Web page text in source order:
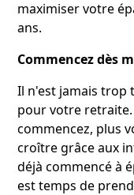
maximiser votre
ans.
Commencez dès
Il n'est jamais trop
pour votre
commencez, plus
croître grâce aux
déjà commencé à
est temps de